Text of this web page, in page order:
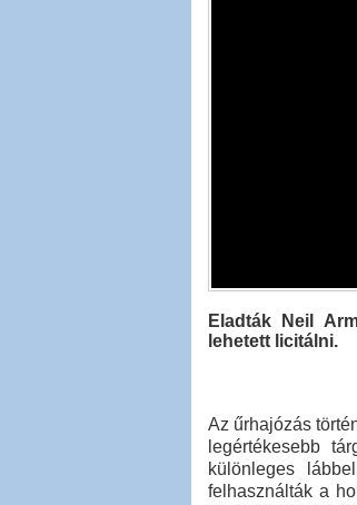
Eladták Neil
lehetett licitálni.
Az űrhajózás
legértékesebb
különleges
felhasználták a